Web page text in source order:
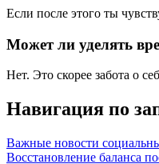
Если после этого ты
Может ли уделять
Нет. Это скорее забота о
Навигация по
Важные новости
Восстановление баланса